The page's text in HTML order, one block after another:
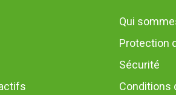
Qui
Protection
Sécurité
Conditions